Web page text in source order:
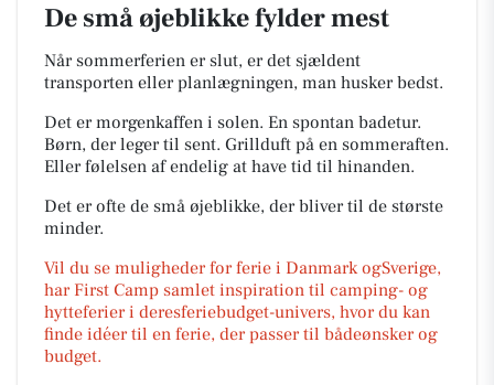
De små øjeblikke fylder mest
Når sommerferien er slut, er det sjældent
transporten eller planlægningen, man husker bedst.
Det er morgenkaffen i solen. En spontan badetur.
Børn, der leger til sent. Grillduft på en sommeraften.
Eller følelsen af endelig at have tid til hinanden.
Det er ofte de små øjeblikke, der bliver til de største
minder.
Vil du se muligheder for ferie i Danmark ogSverige,
har First Camp samlet inspiration til camping- og
hytteferier i deresferiebudget-univers, hvor du kan
finde idéer til en ferie, der passer til bådeønsker og
budget.